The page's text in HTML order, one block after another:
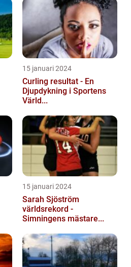
15 januari 2024
Curling resultat - En
Djupdykning i Sportens
Värld...
15 januari 2024
Sarah Sjöström
världsrekord -
Simningens mästare...